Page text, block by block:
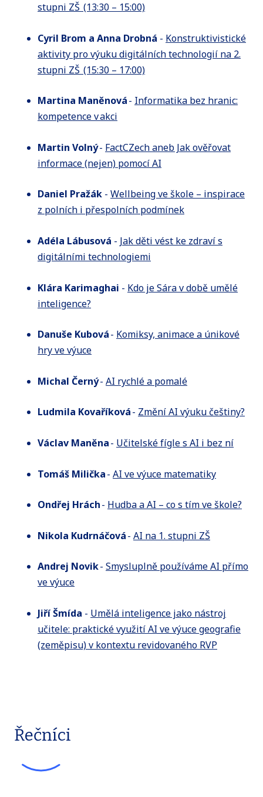
stupni ZŠ (13:30 – 15:00)
Cyril Brom a Anna Drobná - Konstruktivistické
aktivity pro výuku digitálních technologií na 2.
stupni ZŠ (15:30 – 17:00)
Martina Maněnová- Informatika bez hranic:
kompetence v akci
Martin Volný- FactCZech aneb Jak ověřovat
informace (nejen) pomocí AI
Daniel Pražák - Wellbeing ve škole – inspirace
z polních i přespolních podmínek
Adéla Lábusová - Jak děti vést ke zdraví s
digitálními technologiemi
Klára Karimaghai - Kdo je Sára v době umělé
inteligence?
Danuše Kubová- Komiksy, animace a únikové
hry ve výuce
Michal Černý- AI rychlé a pomalé
Ludmila Kovaříková- Změní AI výuku češtiny?
Václav Maněna- Učitelské fígle s AI i bez ní
Tomáš Milička- AI ve výuce matematiky
Ondřej Hrách- Hudba a AI – co s tím ve škole?
Nikola Kudrnáčová- AI na 1. stupni ZŠ
Andrej Novik- Smysluplně používáme AI přímo
ve výuce
Jiří Šmída - Umělá inteligence jako nástroj
učitele: praktické využití AI ve výuce geografie
(zeměpisu) v kontextu revidovaného RVP
Řečníci